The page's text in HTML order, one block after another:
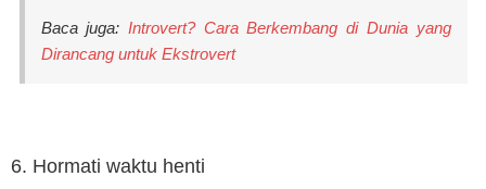
Baca juga: Introvert? Cara Berkembang di Dunia yang
Dirancang untuk Ekstrovert
6. Hormati waktu henti